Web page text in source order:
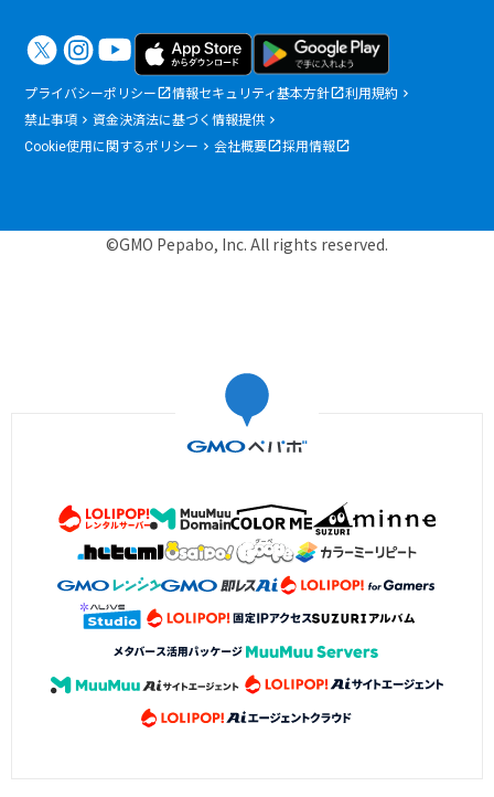
プライバシーポリシー 情報セキュリティ基本方針
利用規約
禁止事項
資金決済法に基づく情報提供
Cookie使用に関するポリシー
会社概要 採用情報
©GMO Pepabo, Inc. All rights reserved.